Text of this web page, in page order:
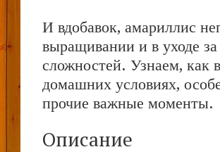
И вдобавок, амариллис
выращивании и в уходе
сложностей. Узнаем, как
домашних условиях,
прочие важные моменты.
Описание